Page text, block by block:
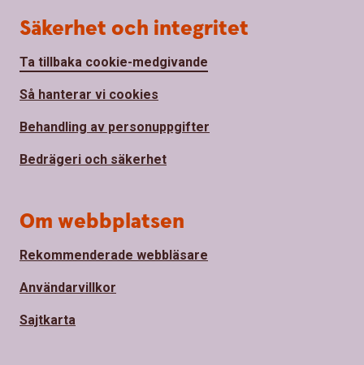
Säkerhet och integritet
Ta tillbaka cookie-medgivande
Så hanterar vi cookies
Behandling av personuppgifter
Bedrägeri och säkerhet
Om webbplatsen
Rekommenderade webbläsare
Användarvillkor
Sajtkarta